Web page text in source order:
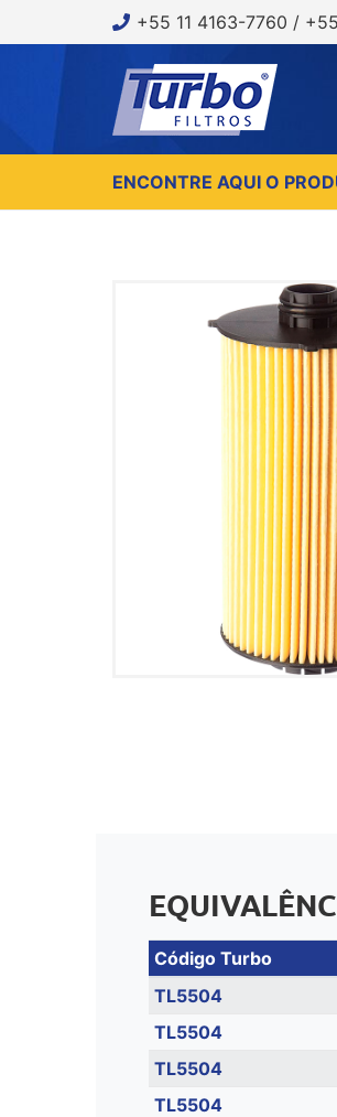
+55 11 4163-7760 /
ENCONTRE AQUI O
Código Turbo
TL5504
TL5504
TL5504
TL5504